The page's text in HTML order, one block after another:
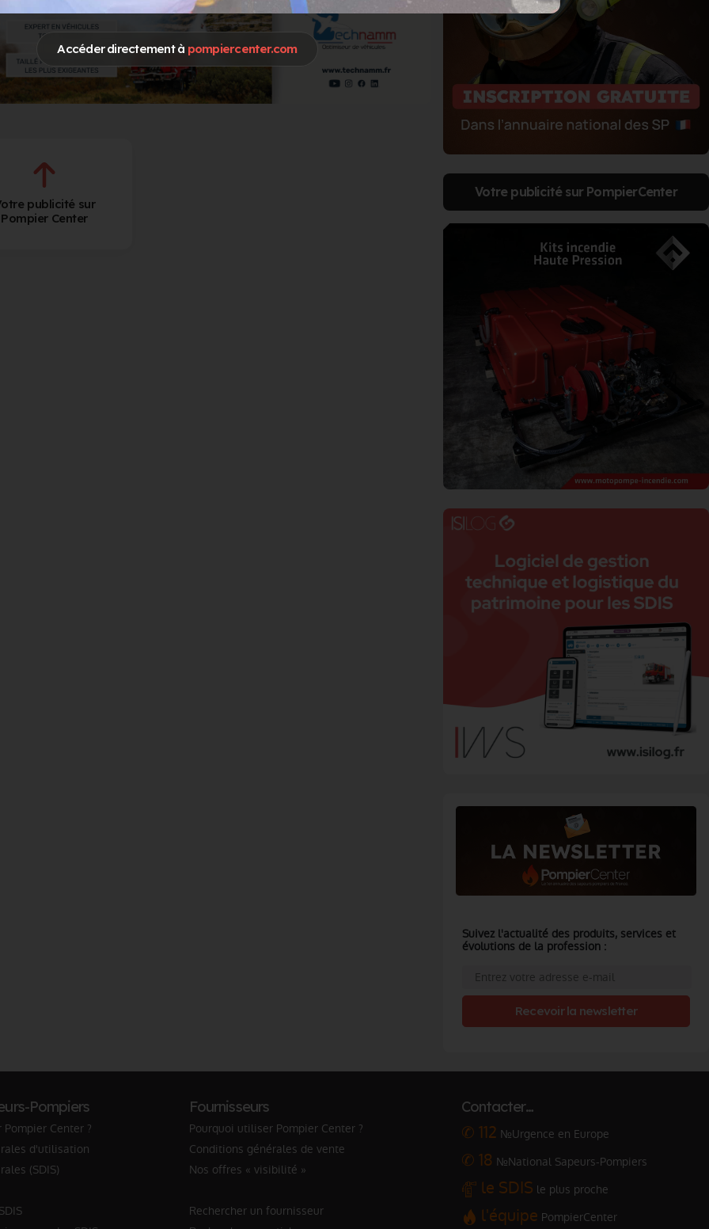
Accéder directement à pompiercenter.com
publicité sur
Pompier Center
Votre publicité sur PompierCenter
Suivez l'actualité des produits, services et
évolutions de la profession :
Recevoir la newsletter
Pompiers
Center ?
d'utilisation
(SDIS)
Fournisseurs
Pourquoi utiliser Pompier Center ?
Conditions générales de vente
Nos offres « visibilité »
Rechercher un fournisseur
Contacter…
✆ 112 №Urgence en Europe
✆ 18 №National Sapeurs-Pompiers
le SDIS le plus proche
l'équipe PompierCenter